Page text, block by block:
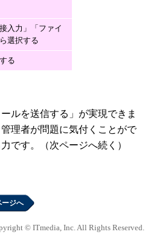
入力」「ファイ
選択する
る
ルを送信する」が実現できま
理者が問題に気付くことがで
です。（次ページへ続く）
ージへ
© ITmedia, Inc. All Rights Reserved.